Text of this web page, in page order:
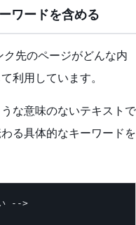
ワードを含める
先のページがどんな内
利用しています。
な意味のないテキストで
る具体的なキーワードを
-->